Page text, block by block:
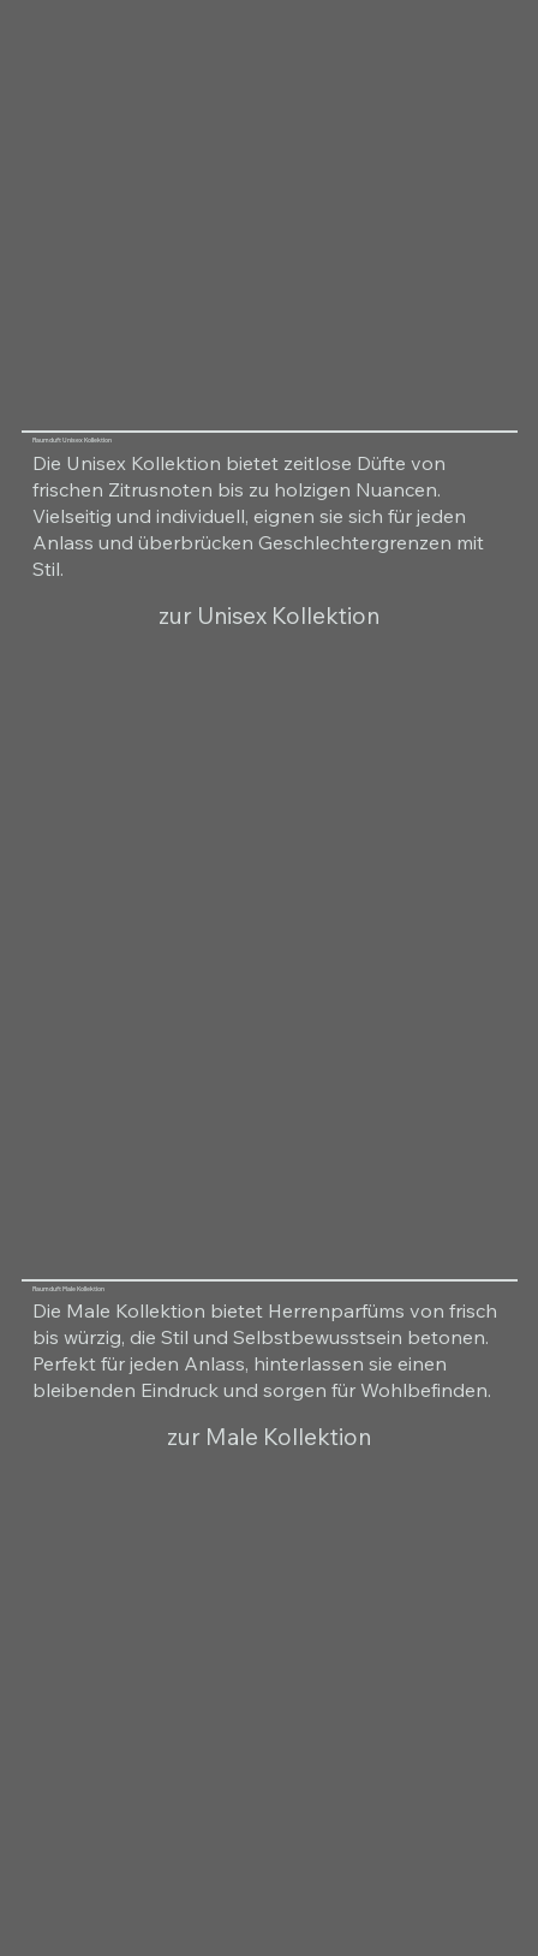
Raumduft Unisex Kollektion
Die Unisex Kollektion bietet zeitlose Düfte von
frischen Zitrusnoten bis zu holzigen Nuancen.
Vielseitig und individuell, eignen sie sich für jeden
Anlass und überbrücken Geschlechtergrenzen mit
Stil.
zur Unisex Kollektion
Raumduft Male Kollektion
Die Male Kollektion bietet Herrenparfüms von frisch
bis würzig, die Stil und Selbstbewusstsein betonen.
Perfekt für jeden Anlass, hinterlassen sie einen
bleibenden Eindruck und sorgen für Wohlbefinden.
zur Male Kollektion